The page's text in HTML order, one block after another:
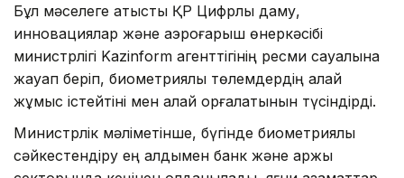
Бұл мәселеге қатысты ҚР Цифрлық даму,
инновациялар және аэроғарыш өнеркәсібі
министрлігі Kazinform агенттігінің ресми сауалына
жауап беріп, биометриялық төлемдердің қалай
жұмыс істейтіні мен қалай қорғалатынын түсіндірді.
Министрлік мәліметінше, бүгінде биометриялық
сәйкестендіру ең алдымен банк және қаржы